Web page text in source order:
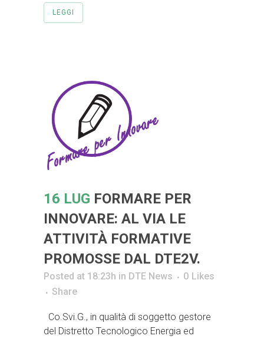
LEGGI
16 LUG FORMARE PER
INNOVARE: AL VIA LE
ATTIVITÀ FORMATIVE
PROMOSSE DAL DTE2V.
Posted at 18:23h in DTE News 0 Likes
Share
Co.Svi.G., in qualità di soggetto gestore
del Distretto Tecnologico Energia ed